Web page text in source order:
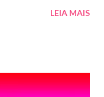
LEIA MAIS